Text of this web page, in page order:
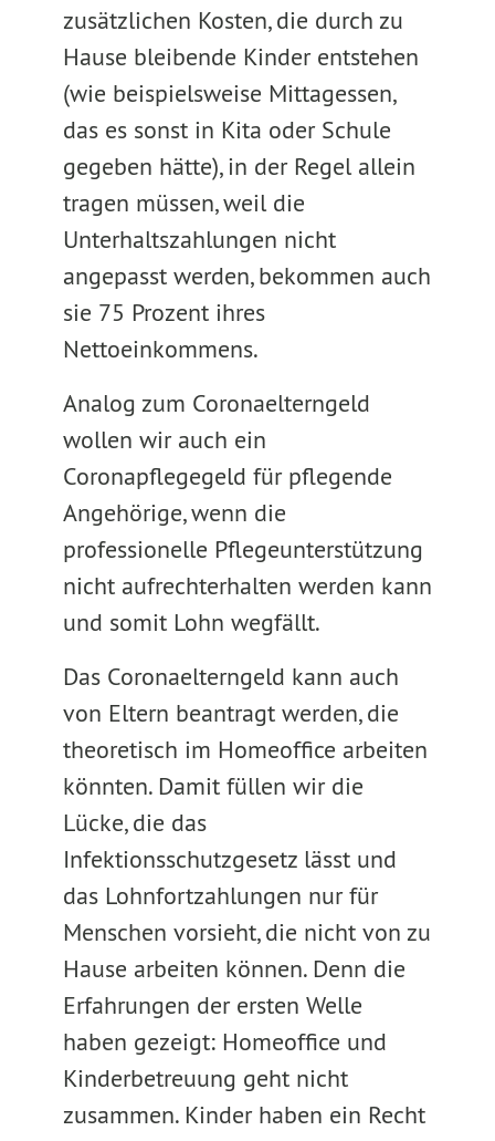
zusätzlichen Kosten, die durch zu
Hause bleibende Kinder entstehen
(wie beispielsweise Mittagessen,
das es sonst in Kita oder Schule
gegeben hätte), in der Regel allein
tragen müssen, weil die
Unterhaltszahlungen nicht
angepasst werden, bekommen auch
sie 75 Prozent ihres
Nettoeinkommens.
Analog zum Coronaelterngeld
wollen wir auch ein
Coronapflegegeld für pflegende
Angehörige, wenn die
professionelle Pflegeunterstützung
nicht aufrechterhalten werden kann
und somit Lohn wegfällt.
Das Coronaelterngeld kann auch
von Eltern beantragt werden, die
theoretisch im Homeoffice arbeiten
könnten. Damit füllen wir die
Lücke, die das
Infektionsschutzgesetz lässt und
das Lohnfortzahlungen nur für
Menschen vorsieht, die nicht von zu
Hause arbeiten können. Denn die
Erfahrungen der ersten Welle
haben gezeigt: Homeoffice und
Kinderbetreuung geht nicht
zusammen. Kinder haben ein Recht